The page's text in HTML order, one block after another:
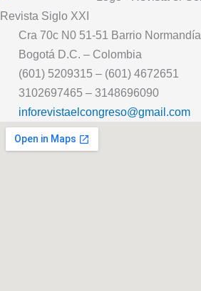
Revista Siglo XXI
Cra 70c N0 51-51 Barrio Normandía
Bogotá D.C. – Colombia
(601) 5209315 – (601) 4672651
3102697465 – 3148696090
inforevistaelcongreso@gmail.com